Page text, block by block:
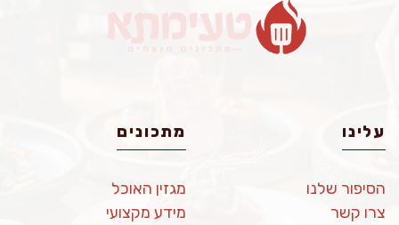
עלינו
הסיפור שלנו
צרו קשר
מתכונים
מגזין האוכל
מידע מקצועי